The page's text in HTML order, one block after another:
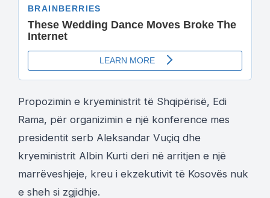
Propozimin e kryeministrit të Shqipërisë, Edi
Rama, për organizimin e një konference mes
presidentit serb Aleksandar Vuçiq dhe
kryeministrit Albin Kurti deri në arritjen e një
marrëveshjeje, kreu i ekzekutivit të Kosovës nuk
e sheh si zgjidhje.